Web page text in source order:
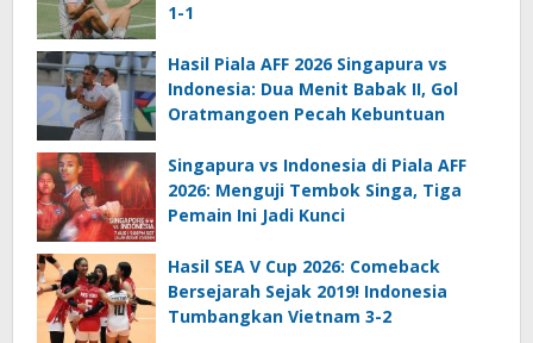
1-1
Hasil Piala AFF 2026 Singapura vs
Indonesia: Dua Menit Babak II, Gol
Oratmangoen Pecah Kebuntuan
Singapura vs Indonesia di Piala AFF
2026: Menguji Tembok Singa, Tiga
Pemain Ini Jadi Kunci
Hasil SEA V Cup 2026: Comeback
Bersejarah Sejak 2019! Indonesia
Tumbangkan Vietnam 3-2